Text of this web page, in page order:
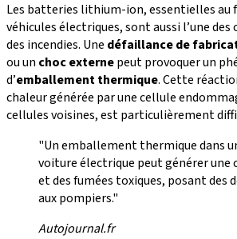
Les batteries lithium-ion, essentielles au
véhicules électriques, sont aussi l’une des
des incendies. Une défaillance de
ou un choc externepeut provoquer un
d’emballement thermique. Cette
chaleur générée par une cellule
cellules voisines, est particulièrement
"Un emballement thermique dans
voiture électrique peut générer une
et des fumées toxiques, posant des
aux pompiers."
Autojournal.fr